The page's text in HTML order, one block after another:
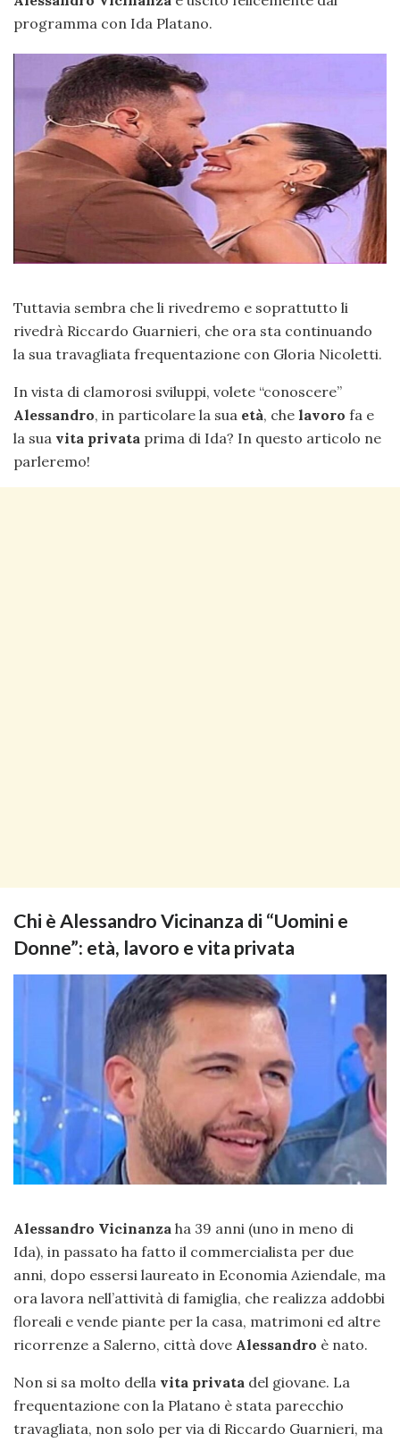
programma con Ida Platano.
Tuttavia sembra che li rivedremo e soprattutto li
rivedrà Riccardo Guarnieri, che ora sta continuando
la sua travagliata frequentazione con Gloria Nicoletti.
In vista di clamorosi sviluppi, volete “conoscere”
Alessandro, in particolare la sua età, che lavoro fa e
la sua vita privata prima di Ida? In questo articolo ne
parleremo!
Chi è Alessandro Vicinanza di “Uomini e
Donne”: età, lavoro e vita privata
Alessandro Vicinanza ha 39 anni (uno in meno di
Ida), in passato ha fatto il commercialista per due
anni, dopo essersi laureato in Economia Aziendale, ma
ora lavora nell’attività di famiglia, che realizza addobbi
floreali e vende piante per la casa, matrimoni ed altre
ricorrenze a Salerno, città dove Alessandro è nato.
Non si sa molto della vita privata del giovane. La
frequentazione con la Platano è stata parecchio
travagliata, non solo per via di Riccardo Guarnieri, ma